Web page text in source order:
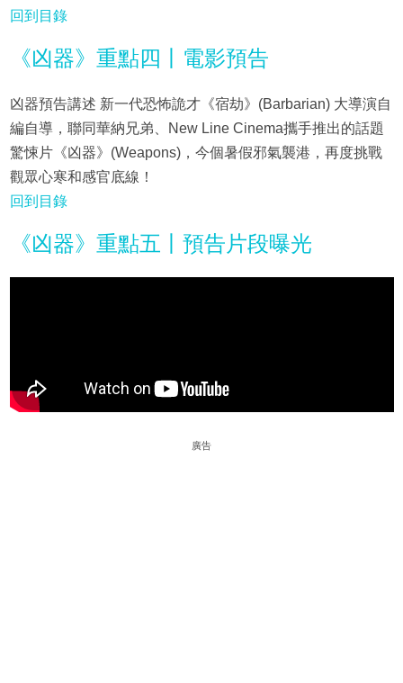
回到目錄
《凶器》重點四丨電影預告
凶器預告講述 新一代恐怖詭才《宿劫》(Barbarian) 大導演自
編自導，聯同華納兄弟、New Line Cinema攜手推出的話題
驚悚片《凶器》(Weapons)，今個暑假邪氣襲港，再度挑戰
觀眾心寒和感官底線！
回到目錄
《凶器》重點五丨預告片段曝光
廣告